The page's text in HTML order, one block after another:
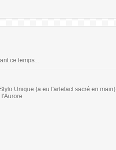
ce temps...
Unique (a eu l'artefact sacré en